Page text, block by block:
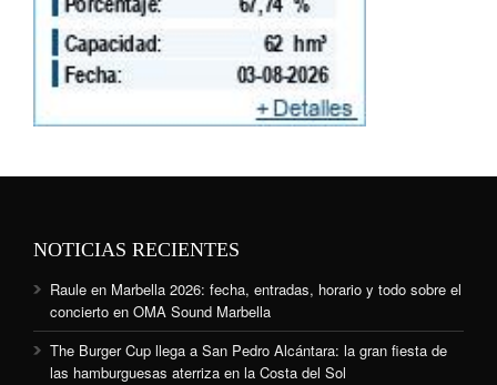
NOTICIAS RECIENTES
Raule en Marbella 2026: fecha, entradas, horario y todo sobre el
concierto en OMA Sound Marbella
The Burger Cup llega a San Pedro Alcántara: la gran fiesta de
las hamburguesas aterriza en la Costa del Sol